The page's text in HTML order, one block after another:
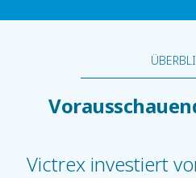
Victrex investiert